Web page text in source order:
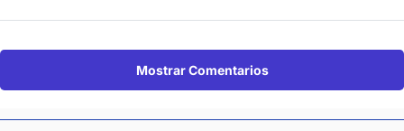
Mostrar Comentarios